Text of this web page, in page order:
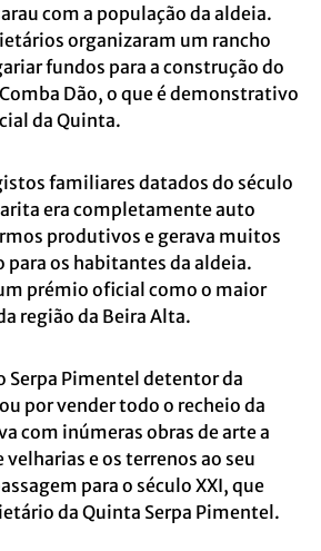
com a população da aldeia.
organizaram um rancho
fundos para a construção do
Dão, o que é demonstrativo
da Quinta.
familiares datados do século
era completamente auto
produtivos e gerava muitos
para os habitantes da aldeia.
prémio oficial como o maior
região da Beira Alta.
Serpa Pimentel detentor da
por vender todo o recheio da
com inúmeras obras de arte a
e os terrenos ao seu
para o século XXI, que
da Quinta Serpa Pimentel.